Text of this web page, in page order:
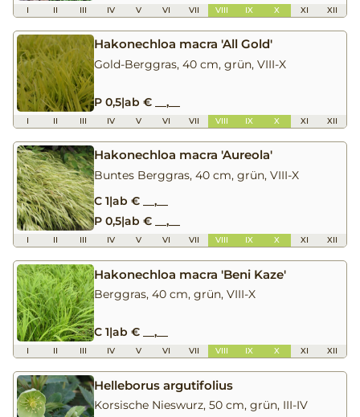
I II III IV V VI VII VIII IX X XI XII
Hakonechloa macra 'All Gold'
Gold-Berggras, 40 cm, grün, VIII-X
P 0,5|ab € __,__
I II III IV V VI VII VIII IX X XI XII
Hakonechloa macra 'Aureola'
Buntes Berggras, 40 cm, grün, VIII-X
C 1|ab € __,__
P 0,5|ab € __,__
I II III IV V VI VII VIII IX X XI XII
Hakonechloa macra 'Beni Kaze'
Berggras, 40 cm, grün, VIII-X
C 1|ab € __,__
I II III IV V VI VII VIII IX X XI XII
Helleborus argutifolius
Korsische Nieswurz, 50 cm, grün, III-IV